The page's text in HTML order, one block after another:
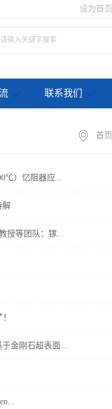
设为首页
联系我们
首页
）忆阻器应...
解
授等团队：镓...
于金刚石超表面...